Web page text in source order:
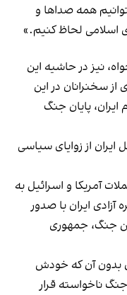
همه صداها و
اسلامی لحاظ کنیم.»
نیز در حاشیه این
از سخنرانان در این
پایان جنگ
ایران از زوایای سیاسی
از آغاز حملات آمریکا و اسرائیل به
ایران با صدور
جنگ، جمهوری
بدون آن که خودش
ناخواسته قرار